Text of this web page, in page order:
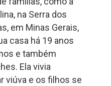
na Serra dos
em Minas Gerais,
casa há 19 anos
e também
Ela vivia
viúva e os filhos se